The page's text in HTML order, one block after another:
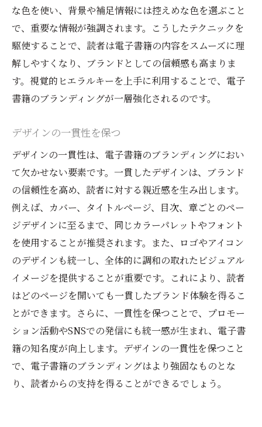
な色を使い、背景や補足情報には控えめな色を選ぶこと
で、重要な情報が強調されます。こうしたテクニックを
駆使することで、読者は電子書籍の内容をスムーズに理
解しやすくなり、ブランドとしての信頼感も高まりま
す。視覚的ヒエラルキーを上手に利用することで、電子
書籍のブランディングが一層強化されるのです。
デザインの一貫性を保つ
デザインの一貫性は、電子書籍のブランディングにおい
て欠かせない要素です。一貫したデザインは、ブランド
の信頼性を高め、読者に対する親近感を生み出します。
例えば、カバー、タイトルページ、目次、章ごとのペー
ジデザインに至るまで、同じカラーパレットやフォント
を使用することが推奨されます。また、ロゴやアイコン
のデザインも統一し、全体的に調和の取れたビジュアル
イメージを提供することが重要です。これにより、読者
はどのページを開いても一貫したブランド体験を得るこ
とができます。さらに、一貫性を保つことで、プロモー
ション活動やSNSでの発信にも統一感が生まれ、電子書
籍の知名度が向上します。デザインの一貫性を保つこと
で、電子書籍のブランディングはより強固なものとな
り、読者からの支持を得ることができるでしょう。